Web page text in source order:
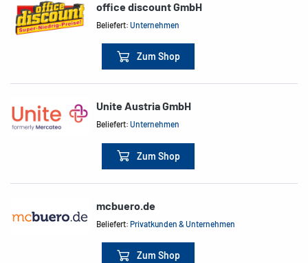
office discount GmbH
Beliefert:Unternehmen
Zum Shop
Unite Austria GmbH
Beliefert:Unternehmen
Zum Shop
mcbuero.de
Beliefert:Privatkunden & Unternehmen
Zum Shop